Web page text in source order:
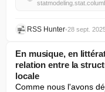
RSS Hunter•28 sept.
En musique, en
relation entre la
locale
Comme nous l'avons